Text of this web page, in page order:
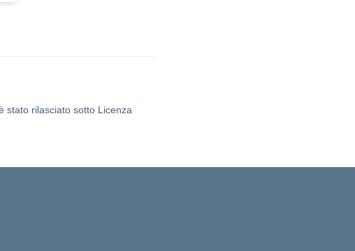
stato rilasciato sotto Licenza